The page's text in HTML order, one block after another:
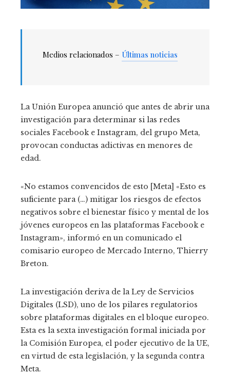
Medios relacionados – Últimas noticias
La Unión Europea anunció que antes de abrir una
investigación para determinar si las redes
sociales Facebook e Instagram, del grupo Meta,
provocan conductas adictivas en menores de
edad.
«No estamos convencidos de esto [Meta] «Esto es
suficiente para (…) mitigar los riesgos de efectos
negativos sobre el bienestar físico y mental de los
jóvenes europeos en las plataformas Facebook e
Instagram», informó en un comunicado el
comisario europeo de Mercado Interno, Thierry
Breton.
La investigación deriva de la Ley de Servicios
Digitales (LSD), uno de los pilares regulatorios
sobre plataformas digitales en el bloque europeo.
Esta es la sexta investigación formal iniciada por
la Comisión Europea, el poder ejecutivo de la UE,
en virtud de esta legislación, y la segunda contra
Meta.